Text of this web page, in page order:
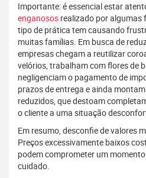
Importante: é essencial estar
enganosos realizado por algumas
tipo de prática tem causando
muitas famílias. Em busca de
empresas chegam a reutilizar
velórios, trabalham com flores de
negligenciam o pagamento de
prazos de entrega e ainda
reduzidos, que destoam
o cliente a uma situação
Em resumo, desconfie de valores
Preços excessivamente baixos
podem comprometer um
cuidado.